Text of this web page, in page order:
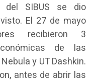
del SIBUS se dio
El 27 de mayo
recibieron 3
de las
y UT Dashkin.
antes de abrir las